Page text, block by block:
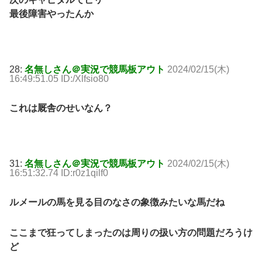
最後障害やったんか
28: 名無しさん＠実況で競馬板アウト 2024/02/15(木)
16:49:51.05 ID:/Xlfsio80
これは厩舎のせいなん？
31: 名無しさん＠実況で競馬板アウト 2024/02/15(木)
16:51:32.74 ID:r0z1qilf0
ルメールの馬を見る目のなさの象徴みたいな馬だね
ここまで狂ってしまったのは周りの扱い方の問題だろうけ
ど